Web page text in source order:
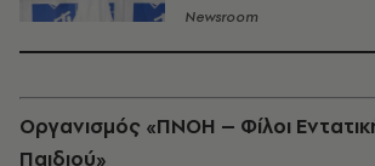
Newsroom
Οργανισμός «ΠΝΟΗ – Φίλοι
Παιδιού»